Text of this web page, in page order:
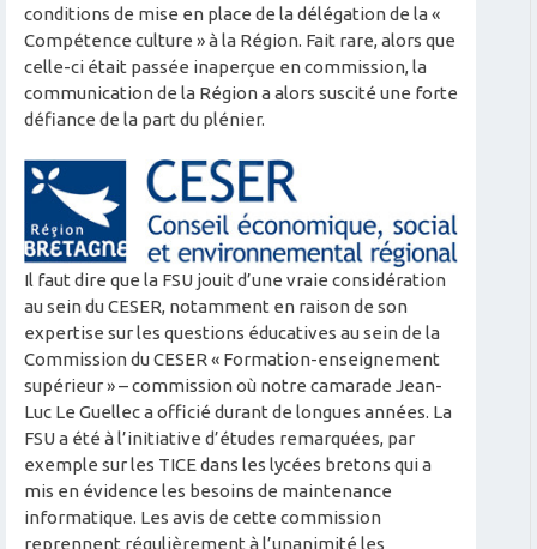
conditions de mise en place de la délégation de la «
Compétence culture » à la Région. Fait rare, alors que
celle-ci était passée inaperçue en commission, la
communication de la Région a alors suscité une forte
défiance de la part du plénier.
Il faut dire que la FSU jouit d’une vraie considération
au sein du CESER, notamment en raison de son
expertise sur les questions éducatives au sein de la
Commission du CESER « Formation-enseignement
supérieur » – commission où notre camarade Jean-
Luc Le Guellec a officié durant de longues années. La
FSU a été à l’initiative d’études remarquées, par
exemple sur les TICE dans les lycées bretons qui a
mis en évidence les besoins de maintenance
informatique. Les avis de cette commission
reprennent régulièrement à l’unanimité les